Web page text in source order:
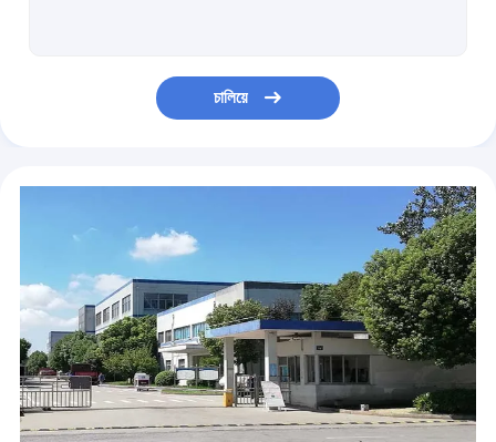
কম্প্যাক্ট মেঝে স্ক্রাবার ড্রি মেশিন পিছনে চালান যান্ত্রিক কন্ডিশনার সুরক্ষা
হ্যান্ড এসি পাওয়ার কম্প্যাক্ট তল স্কোবার মেশিন রেষ্টুরেন্ট / তেল স্থানগুলির জন্য
নোংরা জল স্তর সেন্সর সঙ্গে ব্রাশের সহায়তায় কমপ্যাক্ট তল অটো স্ক্রাবার মেশিন
সমাধান স্তরের চেকিং পায়ের পাতার মোজাবিশেষ কম্প্যাক্ট তল স্ক্রাবার মেশিন, বৈদ্যুতিক তল স্ক্রববার্স
চালিয়ে